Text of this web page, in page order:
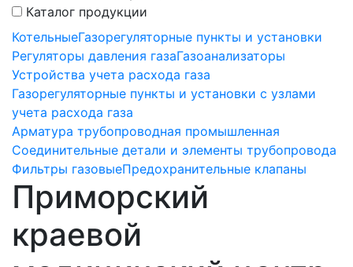
Каталог продукции
КотельныеГазорегуляторные пункты и установки
Регуляторы давления газаГазоанализаторы
Устройства учета расхода газа
Газорегуляторные пункты и установки с узлами
учета расхода газа
Арматура трубопроводная промышленная
Соединительные детали и элементы трубопровода
Фильтры газовыеПредохранительные клапаны
Приморский
краевой